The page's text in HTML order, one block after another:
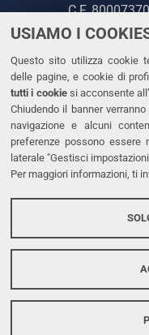
USIAMO I
Questo sito utilizza cookie
delle pagine, e cookie di
tutti i cookiesi acconsente
Chiudendo il banner
navigazione e alcuni
preferenze possono
laterale "Gestisci
Per maggiori informazioni, ti
C.F.
CONTATTI
Tel. +39
Fax. +39
PEC
LINKS
Accessibilità
Protezione